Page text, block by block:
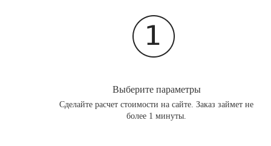
Выберите параметры
Сделайте расчет стоимости на сайте. Заказ займет не
более 1 минуты.